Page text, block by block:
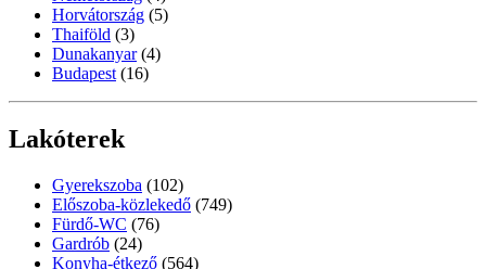
Horvátország (5)
Thaiföld (3)
Dunakanyar (4)
Budapest (16)
Lakóterek
Gyerekszoba (102)
Előszoba-közlekedő (749)
Fürdő-WC (76)
Gardrób (24)
Konyha-étkező (564)